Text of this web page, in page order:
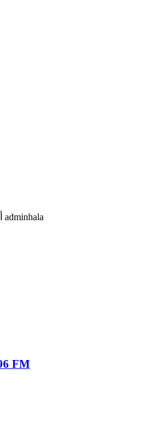
adminhala